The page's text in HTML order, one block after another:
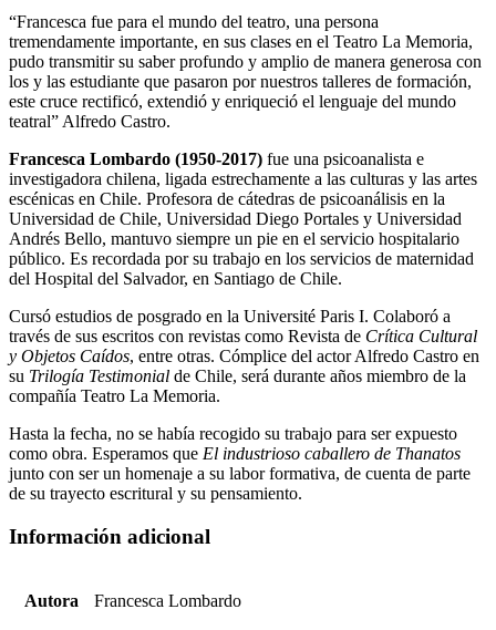
“Francesca fue para el mundo del teatro, una persona
tremendamente importante, en sus clases en el Teatro La Memoria,
pudo transmitir su saber profundo y amplio de manera generosa con
los y las estudiante que pasaron por nuestros talleres de formación,
este cruce rectificó, extendió y enriqueció el lenguaje del mundo
teatral” Alfredo Castro.
Francesca Lombardo (1950-2017) fue una psicoanalista e
investigadora chilena, ligada estrechamente a las culturas y las artes
escénicas en Chile. Profesora de cátedras de psicoanálisis en la
Universidad de Chile, Universidad Diego Portales y Universidad
Andrés Bello, mantuvo siempre un pie en el servicio hospitalario
público. Es recordada por su trabajo en los servicios de maternidad
del Hospital del Salvador, en Santiago de Chile.
Cursó estudios de posgrado en la Université Paris I. Colaboró a
través de sus escritos con revistas como Revista de Crítica Cultural
y Objetos Caídos, entre otras. Cómplice del actor Alfredo Castro en
su Trilogía Testimonial de Chile, será durante años miembro de la
compañía Teatro La Memoria.
Hasta la fecha, no se había recogido su trabajo para ser expuesto
como obra. Esperamos que El industrioso caballero de Thanatos
junto con ser un homenaje a su labor formativa, de cuenta de parte
de su trayecto escritural y su pensamiento.
Información adicional
Autora Francesca Lombardo